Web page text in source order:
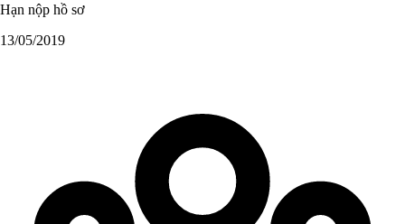
Hạn nộp hồ sơ
13/05/2019